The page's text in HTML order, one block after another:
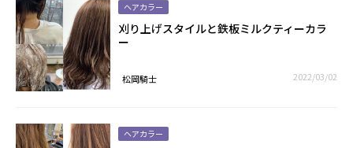
ヘアカラー
刈り上げスタイルと鉄板ミルクティーカラ
ー
松岡騎士 2022/03/02
ヘアカラー